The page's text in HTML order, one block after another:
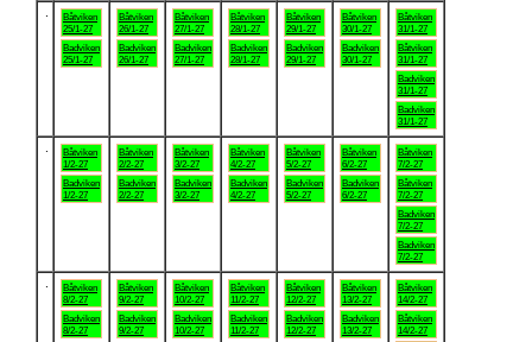
Båtviken
25/1-27
Badviken
25/1-27
Båtviken
26/1-27
Badviken
26/1-27
Båtviken
27/1-27
Badviken
27/1-27
Båtviken
28/1-27
Badviken
28/1-27
Båtviken
29/1-27
Badviken
29/1-27
Båtviken
30/1-27
Badviken
30/1-27
Båtviken
31/1-27
Båtviken
31/1-27
Badviken
31/1-27
Badviken
31/1-27
Båtviken
1/2-27
Badviken
1/2-27
Båtviken
2/2-27
Badviken
2/2-27
Båtviken
3/2-27
Badviken
3/2-27
Båtviken
4/2-27
Badviken
4/2-27
Båtviken
5/2-27
Badviken
5/2-27
Båtviken
6/2-27
Badviken
6/2-27
Båtviken
7/2-27
Båtviken
7/2-27
Badviken
7/2-27
Badviken
7/2-27
Båtviken
8/2-27
Badviken
8/2-27
Båtviken
9/2-27
Badviken
9/2-27
Båtviken
10/2-27
Badviken
10/2-27
Båtviken
11/2-27
Badviken
11/2-27
Båtviken
12/2-27
Badviken
12/2-27
Båtviken
13/2-27
Badviken
13/2-27
Båtviken
14/2-27
Båtviken
14/2-27